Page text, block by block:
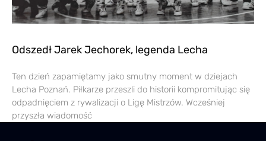
Odszedł Jarek Jechorek, legenda Lecha
Ten dzień zapamiętamy jako smutny moment w dziejach
Lecha Poznań. Piłkarze przeszli do historii kompromitując się
odpadnięciem z rywalizacji o Ligę Mistrzów. Wcześniej
przyszła wiadomość